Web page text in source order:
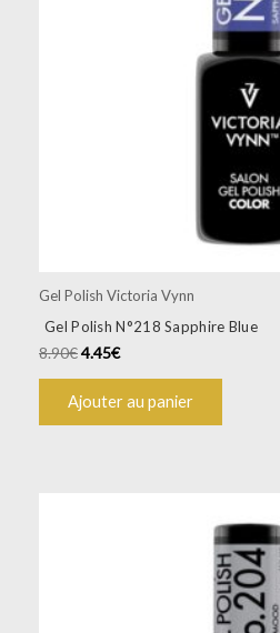
Gel Polish Victoria Vynn
Gel Polish N°218 Sapphire Blue
8.90€4.45€
Ajouter au panier